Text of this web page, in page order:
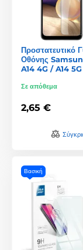
Προστατευτικό
Οθόνης
A14 4G / A14 5G
Σε απόθεμα
2,65 €
Βασική